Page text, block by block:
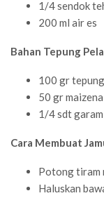
1/4 sendok
200 ml air es
Bahan Tepung
100 gr
50 gr maizena
1/4 sdt garam
Cara Membuat
Potong tiram
Haluskan